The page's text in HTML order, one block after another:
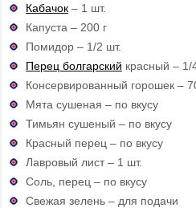
Кабачок – 1 шт.
Капуста – 200 г
Помидор – 1/2 шт.
Перец болгарский красный – 1/
Консервированный горошек –
Мята сушеная – по вкусу
Тимьян сушеный – по вкусу
Красный перец – по вкусу
Лавровый лист – 1 шт.
Соль, перец – по вкусу
Свежая зелень – для подачи